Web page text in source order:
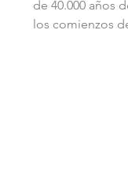
de 40.000 años
los comienzos